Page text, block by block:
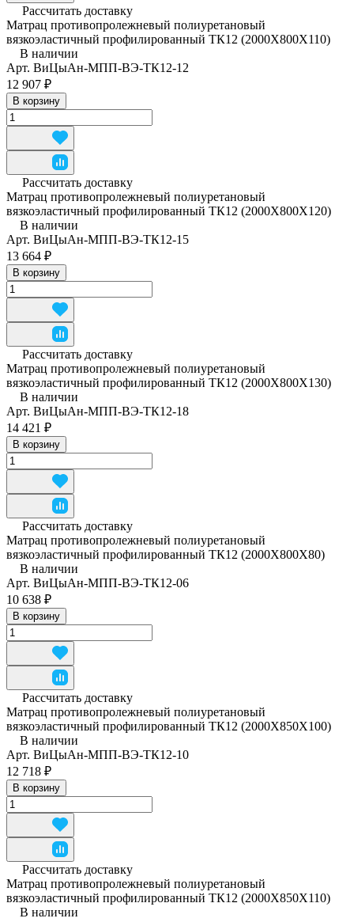
Рассчитать доставку
Матрац противопролежневый полиуретановый
вязкоэластичный профилированный ТК12 (2000Х800Х110)
В наличии
Арт. ВиЦыАн-МПП-ВЭ-ТК12-12
12 907 ₽
В корзину
Рассчитать доставку
Матрац противопролежневый полиуретановый
вязкоэластичный профилированный ТК12 (2000Х800Х120)
В наличии
Арт. ВиЦыАн-МПП-ВЭ-ТК12-15
13 664 ₽
В корзину
Рассчитать доставку
Матрац противопролежневый полиуретановый
вязкоэластичный профилированный ТК12 (2000Х800Х130)
В наличии
Арт. ВиЦыАн-МПП-ВЭ-ТК12-18
14 421 ₽
В корзину
Рассчитать доставку
Матрац противопролежневый полиуретановый
вязкоэластичный профилированный ТК12 (2000Х800Х80)
В наличии
Арт. ВиЦыАн-МПП-ВЭ-ТК12-06
10 638 ₽
В корзину
Рассчитать доставку
Матрац противопролежневый полиуретановый
вязкоэластичный профилированный ТК12 (2000Х850Х100)
В наличии
Арт. ВиЦыАн-МПП-ВЭ-ТК12-10
12 718 ₽
В корзину
Рассчитать доставку
Матрац противопролежневый полиуретановый
вязкоэластичный профилированный ТК12 (2000Х850Х110)
В наличии